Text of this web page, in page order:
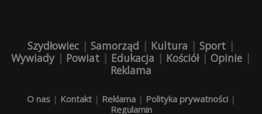
Szydłowiec | Samorząd | Kultura | Sport |
Wywiady| Powiat | Edukacja | Kościół| Opinie |
Reklama
O nas| Kontakt| Reklama| Polityka prywatności|
Regulamin